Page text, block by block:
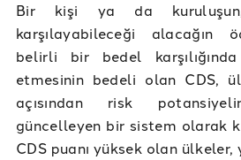
Bir kişi ya da
karşılayabileceği alacağın
belirli bir bedel
etmesinin bedeli olan CDS,
açısından risk
güncelleyen bir sistem olarak
CDS puanı yüksek olan ülkeler,